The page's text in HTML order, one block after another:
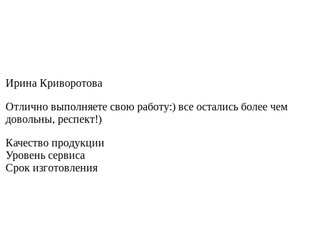
Ирина Криворотова
Отлично выполняете свою работу:) все остались более чем
довольны, респект!)
Качество продукции
Уровень сервиса
Срок изготовления